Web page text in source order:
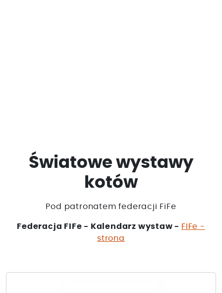
Światowe wystawy
kotów
Pod patronatem federacji FiFe
Federacja FIFe - Kalendarz wystaw - FIFe -
strona